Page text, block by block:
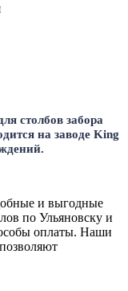
столбов забора
на заводе King
и выгодные
по Ульяновску и
оплаты. Наши
позволяют